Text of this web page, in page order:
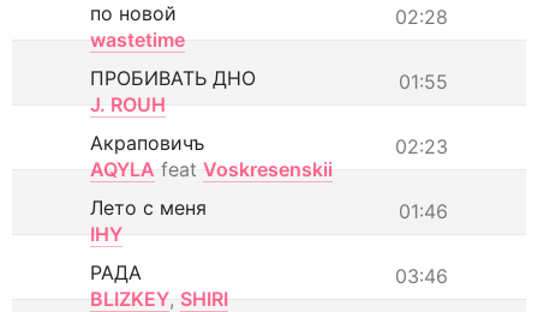
02:28
по новой
wastetime
01:55
ПРОБИВАТЬ ДНО
J. ROUH
02:23
Акраповичъ
AQYLA feat Voskresenskii
01:46
Лето с меня
IHY
03:46
РАДА
BLIZKEY, SHIRI